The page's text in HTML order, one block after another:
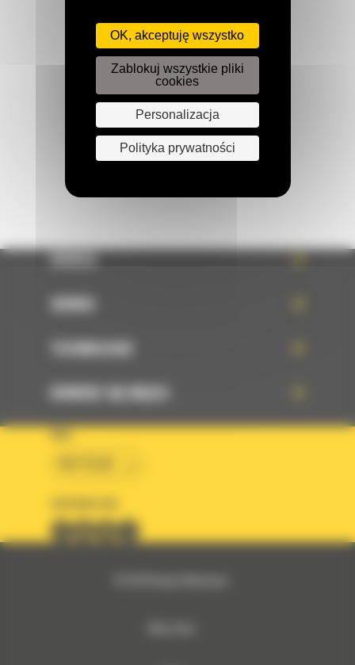
Zadzwoń do nas
122 100 122
Napisz do nas
WYŚLIJ WIADOMOŚĆ
OFERTA
SERWIS
TECHNOLOGIE
DOWIEDZ SIĘ WIĘCEJ
KRAJ
OK, akceptuję wszystko
Zablokuj wszystkie pliki
cookies
Personalizacja
Polityka prywatności